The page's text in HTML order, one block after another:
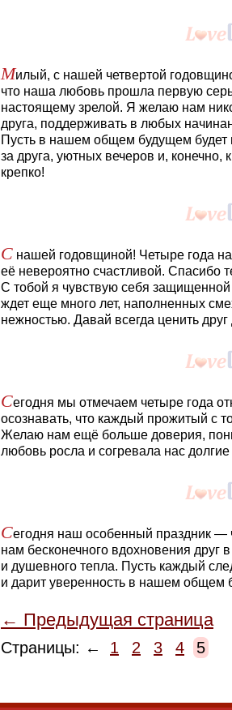
Милый, с нашей четвертой
что наша любовь прошла первую
настоящему зрелой. Я желаю нам
друга, поддерживать в любых
Пусть в нашем общем будущем будет
за друга, уютных вечеров и,
крепко!
С нашей годовщиной! Четыре года
её невероятно счастливой. Спасибо
С тобой я чувствую себя
ждет еще много лет, наполненных
нежностью. Давай всегда ценить друг
Сегодня мы отмечаем четыре года
осознавать, что каждый прожитый с
Желаю нам ещё больше доверия,
любовь росла и согревала нас
Сегодня наш особенный праздник —
нам бесконечного вдохновения друг
и душевного тепла. Пусть каждый
и дарит уверенность в нашем общем
← Предыдущая страница
Страницы: ← 1 2 3 4 5